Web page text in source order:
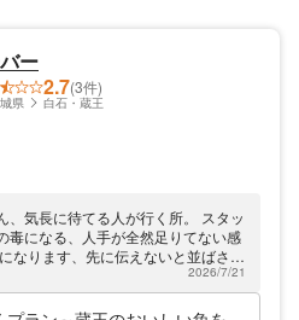
ー
2.7(3件)
県 白石・蔵王
、気長に待てる人が行く所。 スタッ
毒になる、人手が全然足りてない感
なります、先に伝えないと並ばされ
2026/7/21